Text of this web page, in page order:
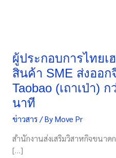
ผู้ประกอบการไทยเ
สินค้า SME ส่งออ
Taobao (เถาเป่า)
นาที
ข่าวสาร/ ByMove Pr
สำนักงานส่งเสริมวิสาหกิจขนาด
[…]
การ
ไทย
เฮ!!
สสว.
เดิน
หน้า
สินค้า
SME